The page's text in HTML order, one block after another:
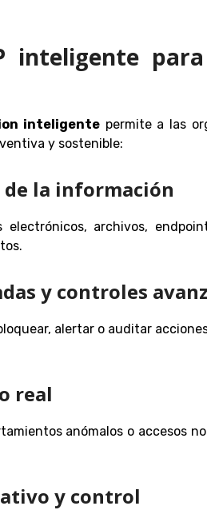
inteligente
inteligentepermite a las
y sostenible:
la información
electrónicos, archivos,
y controles
alertar o auditar
real
anómalos o accesos
y control